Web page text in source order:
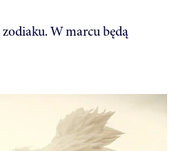
W marcu będą